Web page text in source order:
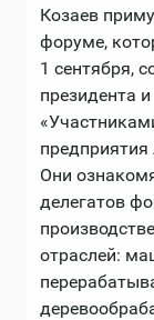
Козаев
форуме,
1 сентября,
президента
Они
делегатов
отраслей: